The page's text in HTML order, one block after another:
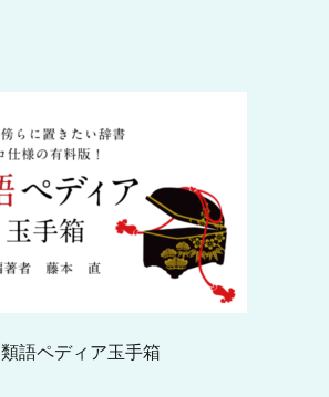
類語ペディア玉手箱